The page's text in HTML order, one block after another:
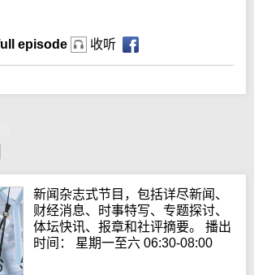
episode 收听
新闻杂志式节目，包括详尽新闻、
财经消息、时事特写、专题探讨、
体坛快讯、报章和社评摘要。 播出
时间： 星期一至六 06:30-08:00